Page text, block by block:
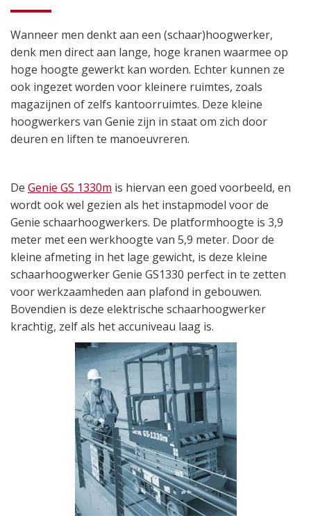
Wanneer men denkt aan een (schaar)hoogwerker,
denk men direct aan lange, hoge kranen waarmee op
hoge hoogte gewerkt kan worden. Echter kunnen ze
ook ingezet worden voor kleinere ruimtes, zoals
magazijnen of zelfs kantoorruimtes. Deze kleine
hoogwerkers van Genie zijn in staat om zich door
deuren en liften te manoeuvreren.
De Genie GS 1330m is hiervan een goed voorbeeld, en
wordt ook wel gezien als het instapmodel voor de
Genie schaarhoogwerkers. De platformhoogte is 3,9
meter met een werkhoogte van 5,9 meter. Door de
kleine afmeting in het lage gewicht, is deze kleine
schaarhoogwerker Genie GS1330 perfect in te zetten
voor werkzaamheden aan plafond in gebouwen.
Bovendien is deze elektrische schaarhoogwerker
krachtig, zelf als het accuniveau laag is.